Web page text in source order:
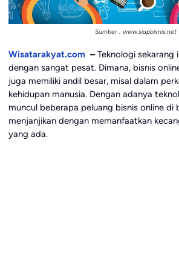
Sumber : www.siapbisnis.net
Wisatarakyat.com –Teknologi sekarang
dengan sangat pesat. Dimana, bisnis
juga memiliki andil besar, misal dalam
kehidupan manusia. Dengan adanya
muncul beberapa peluang bisnis online di
menjanjikan dengan memanfaatkan
yang ada.